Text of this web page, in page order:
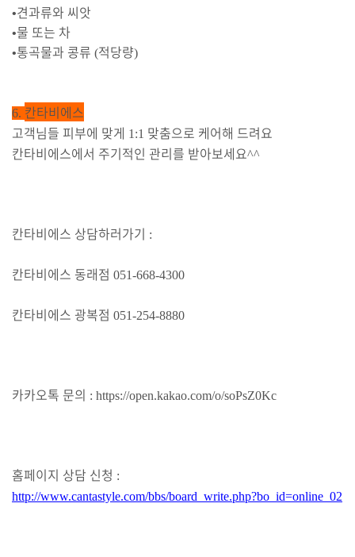
•견과류와 씨앗
•물 또는 차
•통곡물과 콩류 (적당량)
6. 칸타비에스
고객님들 피부에 맞게 1:1 맞춤으로 케어해 드려요
칸타비에스에서 주기적인 관리를 받아보세요^^
칸타비에스 상담하러가기 :
칸타비에스 동래점 051-668-4300
칸타비에스 광복점 051-254-8880
카카오톡 문의 : https://open.kakao.com/o/soPsZ0Kc
홈페이지 상담 신청 :
http://www.cantastyle.com/bbs/board_write.php?bo_id=online_02